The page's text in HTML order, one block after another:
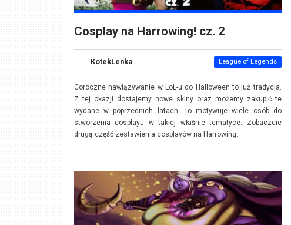
Cosplay na Harrowing! cz. 2
KotekLenka League of Legends
Coroczne nawiązywanie w LoL-u do Halloween to już tradycja.
Z tej okazji dostajemy nowe skiny oraz możemy zakupić te
wydane w poprzednich latach. To motywuje wiele osób do
stworzenia cosplayu w takiej właśnie tematyce. Zobaczcie
drugą część zestawienia cosplayów na Harrowing.